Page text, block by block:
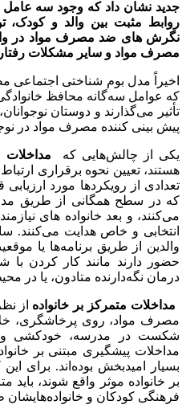
جدید نشان داد که وجود سه عامل
روابط مثبت بین والد و کودک،
نگرش­ های ضد مصرف مواد در
مصرف مواد و سایر مشکلات
اخیراً مدل بوم شناختی اجتماعی
که عوامل سه‌گانه محافظ
تأثیر می‌گذارند و دوستان
پیش بینی کننده مصرف مواد در
یکی از چالش‌هایی که مداخلات
هستند، تعیین نحوه برقراری
تعدادی از رویکردها مورد ارزیابی
که در سطح همگانی از طریق
می‌کنند، و بعد خانواده­ های
انتخابی و خاص هدایت می‌کنند.
والدین از طریق برنامه‌ها یا
حضور دارند مانند کار کردن با
درمان نگه‌دارنده متادون، یا در
مداخلات متمرکز بر خانواده از
مصرف مواد، روی پرخاشگری،
شکست در مدرسه، خودکشی و
مداخلات پیشگیری مبتنی بر
بسیار امیدبخش بوده‌اند. برای
بر خانواده موثر واقع شوند،
فرهنگی کودکان و